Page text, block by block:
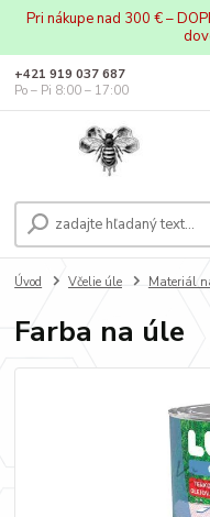
Pri nákupe nad 300 € –
+421 919 037 687
Po – Pi 8:00 – 17:00
Úvod Včelie úle Materiál
Farba na úle